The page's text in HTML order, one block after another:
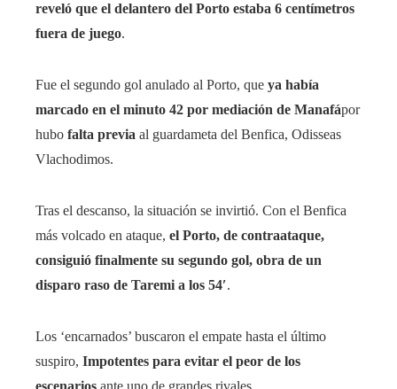
reveló que el delantero del Porto estaba 6 centímetros
fuera de juego.
Fue el segundo gol anulado al Porto, que ya había
marcado en el minuto 42 por mediación de Manafápor
hubo falta previa al guardameta del Benfica, Odisseas
Vlachodimos.
Tras el descanso, la situación se invirtió. Con el Benfica
más volcado en ataque, el Porto, de contraataque,
consiguió finalmente su segundo gol, obra de un
disparo raso de Taremi a los 54′.
Los ‘encarnados’ buscaron el empate hasta el último
suspiro, Impotentes para evitar el peor de los
escenarios ante uno de grandes rivales.